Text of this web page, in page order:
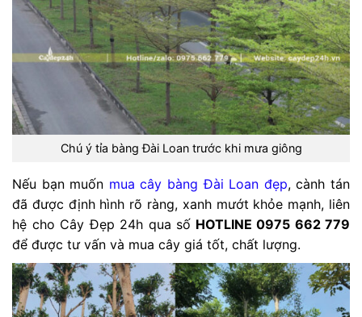
Chú ý tỉa bàng Đài Loan trước khi mưa giông
Nếu bạn muốn mua cây bàng Đài Loan đẹp, cành tán
đã được định hình rõ ràng, xanh mướt khỏe mạnh, liên
hệ cho Cây Đẹp 24h qua số HOTLINE 0975 662 779
để được tư vấn và mua cây giá tốt, chất lượng.